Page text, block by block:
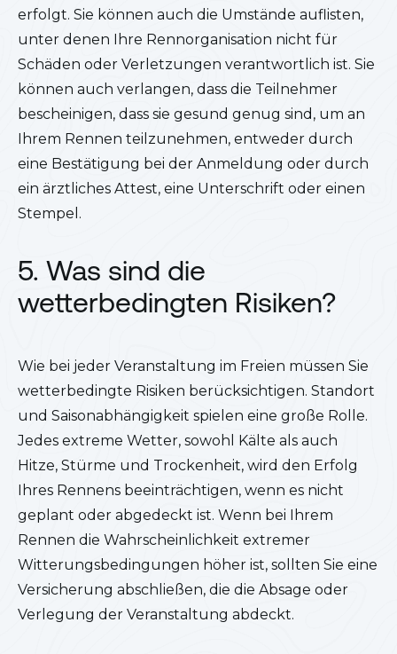
erfolgt. Sie können auch die Umstände auflisten,
unter denen Ihre Rennorganisation nicht für
Schäden oder Verletzungen verantwortlich ist. Sie
können auch verlangen, dass die Teilnehmer
bescheinigen, dass sie gesund genug sind, um an
Ihrem Rennen teilzunehmen, entweder durch
eine Bestätigung bei der Anmeldung oder durch
ein ärztliches Attest, eine Unterschrift oder einen
Stempel.
5. Was sind die
wetterbedingten Risiken?
Wie bei jeder Veranstaltung im Freien müssen Sie
wetterbedingte Risiken berücksichtigen. Standort
und Saisonabhängigkeit spielen eine große Rolle.
Jedes extreme Wetter, sowohl Kälte als auch
Hitze, Stürme und Trockenheit, wird den Erfolg
Ihres Rennens beeinträchtigen, wenn es nicht
geplant oder abgedeckt ist. Wenn bei Ihrem
Rennen die Wahrscheinlichkeit extremer
Witterungsbedingungen höher ist, sollten Sie eine
Versicherung abschließen, die die Absage oder
Verlegung der Veranstaltung abdeckt.